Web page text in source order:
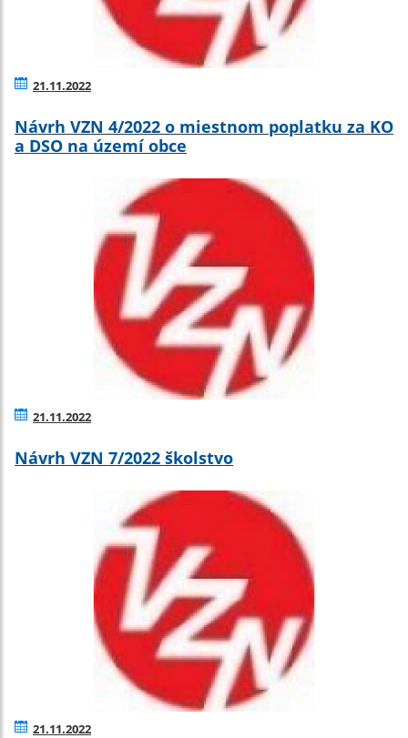
21.11.2022
Návrh VZN 4/2022 o miestnom poplatku za KO
a DSO na území obce
21.11.2022
Návrh VZN 7/2022 školstvo
21.11.2022